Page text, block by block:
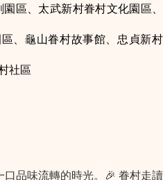
區、太武新村眷村文化園區、
、龜山眷村故事館、忠貞新村
社區
口品味流轉的時光。🎉 眷村走讀